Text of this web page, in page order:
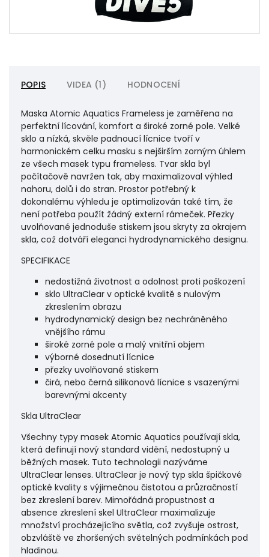
POPIS VIDEA (1) HODNOCENÍ
Maska Atomic Aquatics Frameless je zaměřena na
perfektní lícování, komfort a široké zorné pole. Velké
sklo a nízká, skvěle padnoucí lícnice tvoří v
harmonickém celku masku s nejširším zorným úhlem
ze všech masek typu frameless. Tvar skla byl
počítačově navržen tak, aby maximalizoval výhled
nahoru, dolů i do stran. Prostor potřebný k
dokonalému výhledu je optimalizován také tím, že
není potřeba použít žádný externí rámeček. Přezky
uvolňované jednoduše stiskem jsou skryty za okrajem
skla, což dotváří eleganci hydrodynamického designu.
SPECIFIKACE
nedostižná životnost a odolnost proti poškození
sklo UltraClear v optické kvalitě s nulovým
zkreslením obrazu
hydrodynamický design bez nechráněného
vnějšího rámu
široké zorné pole a malý vnitřní objem
výborné dosednutí lícnice
přezky uvolňované stiskem
čirá, nebo černá silikonová lícnice s vsazenými
barevnými akcenty
Skla UltraClear
Všechny typy masek Atomic Aquatics používají skla,
která definují nový standard vidění, nedostupný u
běžných masek. Tuto technologii nazýváme
UltraClear lenses. UltraClear je nový typ skla špičkové
optické kvality s výjimečnou čistotou a průzračností
bez zkreslení barev. Mimořádná propustnost a
absence zkreslení skel UltraClear maximalizuje
množství procházejícího světla, což zvyšuje ostrost,
obzvláště ve zhoršených světelných podmínkách pod
hladinou.